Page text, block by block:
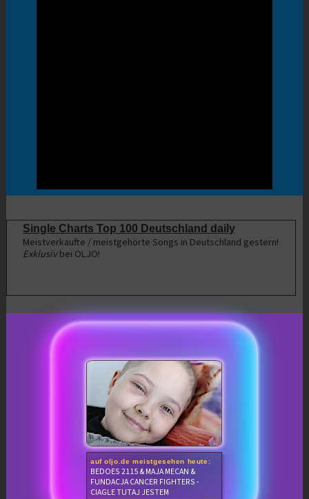
Single Charts Top 100 Deutschland daily
Meistverkaufte / meistgehörte Songs in Deutschland gestern!
Exklusivbei OLJO!
auf oljo.de meistgesehen heute:
BEDOES 2115 & MAJA MECAN &
FUNDACJA CANCER FIGHTERS -
CIAGLE TUTAJ JESTEM